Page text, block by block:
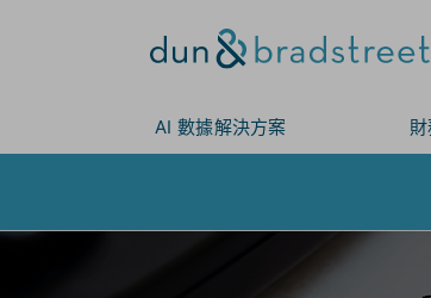
AI 數據解決方案